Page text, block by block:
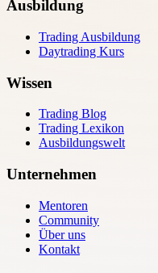
Ausbildung
Trading Ausbildung
Daytrading Kurs
Wissen
Trading Blog
Trading Lexikon
Ausbildungswelt
Unternehmen
Mentoren
Community
Über uns
Kontakt